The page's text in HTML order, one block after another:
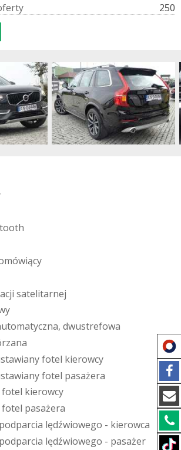
ferty 250
tooth
mówiący
acji satelitarnej
y
utomatyczna, dwustrefowa
rzana
stawianyfotel kierowcy
stawianyfotel pasażera
fotel kierowcy
fotel pasażera
podparcia lędźwiowego - kierowca
podparcia lędźwiowego - pasażer